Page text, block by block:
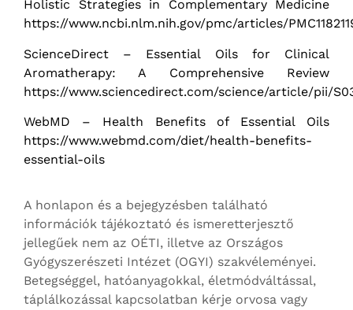
Holistic Strategies in Complementary Medicine
https://www.ncbi.nlm.nih.gov/pmc/articles/
ScienceDirect – Essential Oils for Clinical
Aromatherapy: A Comprehensive Review
https://www.sciencedirect.com/science/article/pii/
WebMD – Health Benefits of Essential Oils
https://www.webmd.com/diet/health-benefits-
essential-oils
A honlapon és a bejegyzésben található
információk tájékoztató és ismeretterjesztő
jellegűek nem az OÉTI, illetve az Országos
Gyógyszerészeti Intézet (OGYI) szakvéleményei.
Betegséggel, hatóanyagokkal, életmódváltással,
táplálkozással kapcsolatban kérje orvosa vagy